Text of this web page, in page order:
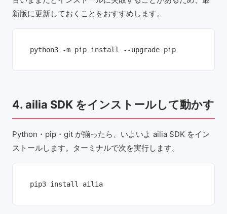
新版に更新しておくことをおすすめします。
python3 -m pip install --upgrade pip
4. ailia SDK をインストールして動かす
Python・pip・git が揃ったら、いよいよ ailia SDK をイン
ストールします。ターミナルで次を実行します。
pip3 install ailia